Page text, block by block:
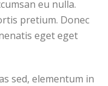
eu nulla.
pretium. Donec
eget eget
sed, elementum in